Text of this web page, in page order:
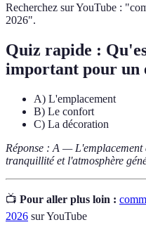
Recherchez sur YouTube :
2026".
Quiz rapide :
important pour un
A) L'emplacement
B) Le confort
C) La décoration
Réponse : A —
tranquillité et l'atmosphère
📺 Pour aller plus loin :
2026 sur YouTube